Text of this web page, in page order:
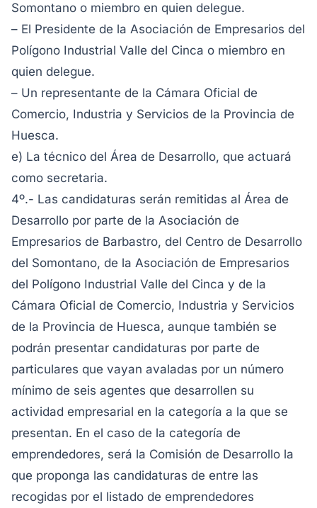
Somontano o miembro en quien delegue.
– El Presidente de la Asociación de Empresarios del
Polígono Industrial Valle del Cinca o miembro en
quien delegue.
– Un representante de la Cámara Oficial de
Comercio, Industria y Servicios de la Provincia de
Huesca.
e) La técnico del Área de Desarrollo, que actuará
como secretaria.
4º.- Las candidaturas serán remitidas al Área de
Desarrollo por parte de la Asociación de
Empresarios de Barbastro, del Centro de Desarrollo
del Somontano, de la Asociación de Empresarios
del Polígono Industrial Valle del Cinca y de la
Cámara Oficial de Comercio, Industria y Servicios
de la Provincia de Huesca, aunque también se
podrán presentar candidaturas por parte de
particulares que vayan avaladas por un número
mínimo de seis agentes que desarrollen su
actividad empresarial en la categoría a la que se
presentan. En el caso de la categoría de
emprendedores, será la Comisión de Desarrollo la
que proponga las candidaturas de entre las
recogidas por el listado de emprendedores